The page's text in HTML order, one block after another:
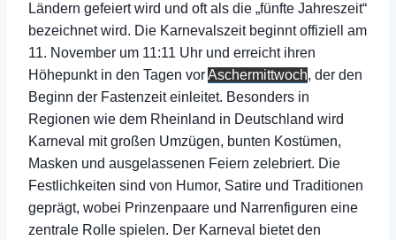
Ländern gefeiert wird und oft als die „fünfte Jahreszeit“
bezeichnet wird. Die Karnevalszeit beginnt offiziell am
11. November um 11:11 Uhr und erreicht ihren
Höhepunkt in den Tagen vorAschermittwoch, der den
Beginn der Fastenzeit einleitet. Besonders in
Regionen wie dem Rheinland in Deutschland wird
Karneval mit großen Umzügen, bunten Kostümen,
Masken und ausgelassenen Feiern zelebriert. Die
Festlichkeiten sind von Humor, Satire und Traditionen
geprägt, wobei Prinzenpaare und Narrenfiguren eine
zentrale Rolle spielen. Der Karneval bietet den